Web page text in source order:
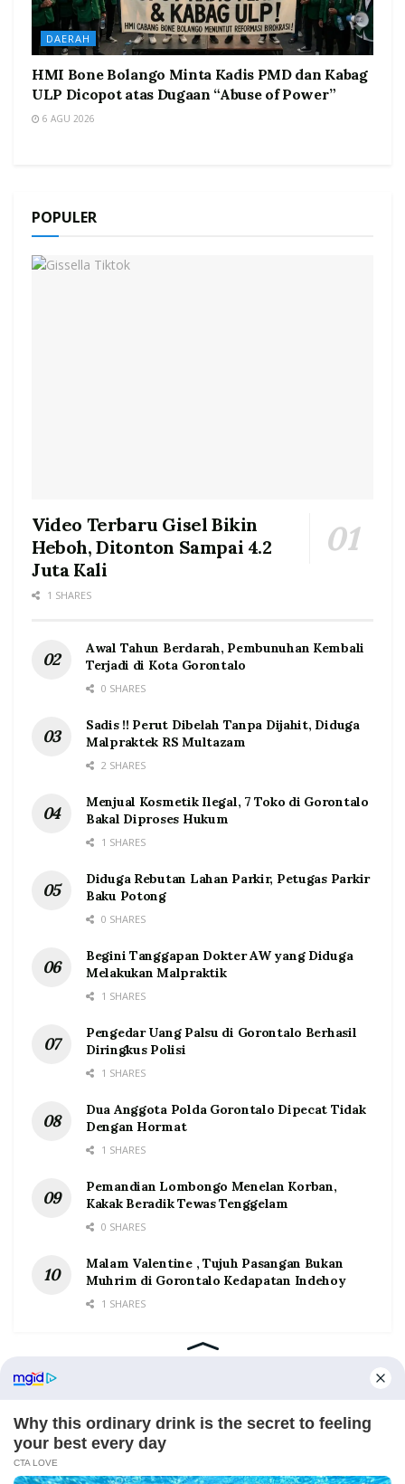
DAERAH
HMI Bone Bolango Minta Kadis PMD dan Kabag
ULP Dicopot atas Dugaan “Abuse of Power”
6 AGU 2026
POPULER
Video Terbaru Gisel Bikin
Heboh, Ditonton Sampai 4.2
Juta Kali
1 SHARES
Awal Tahun Berdarah, Pembunuhan Kembali
Terjadi di Kota Gorontalo
0 SHARES
Sadis !! Perut Dibelah Tanpa Dijahit, Diduga
Malpraktek RS Multazam
2 SHARES
Menjual Kosmetik Ilegal, 7 Toko di Gorontalo
Bakal Diproses Hukum
1 SHARES
Diduga Rebutan Lahan Parkir, Petugas Parkir
Baku Potong
0 SHARES
Begini Tanggapan Dokter AW yang Diduga
Melakukan Malpraktik
1 SHARES
Pengedar Uang Palsu di Gorontalo Berhasil
Diringkus Polisi
1 SHARES
Dua Anggota Polda Gorontalo Dipecat Tidak
Dengan Hormat
1 SHARES
Pemandian Lombongo Menelan Korban,
Kakak Beradik Tewas Tenggelam
0 SHARES
Malam Valentine , Tujuh Pasangan Bukan
Muhrim di Gorontalo Kedapatan Indehoy
1 SHARES
Home Tentang Kontak Redaksi Pedoman Media Siber